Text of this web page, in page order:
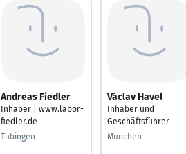
Andreas Fiedler
Inhaber | www.labor-
fiedler.de
Tübingen
Václav Havel
Inhaber und
Geschäftsführer
München